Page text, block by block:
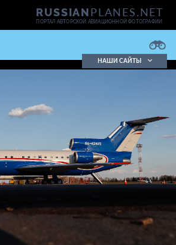
RUSSIANPLANES.NET
ПОРТАЛ АВТОРСКОЙ АВИАЦИОННОЙ ФОТОГРАФИИ
ЗАРЕГИСТРИРОВАТЬСЯ
Кратко
Подробно
НАШИ САЙТЫ